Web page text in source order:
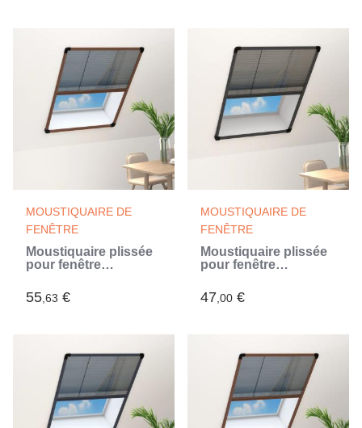
MOUSTIQUAIRE DE
FENÊTRE
Moustiquaire plissée
pour fenêtre
80x100 cm
55,63 €
MOUSTIQUAIRE DE
FENÊTRE
Moustiquaire plissée
pour fenêtre
80x100cm (Gris)
47,00 €